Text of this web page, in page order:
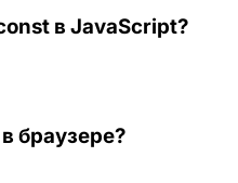
в JavaScript?
браузере?